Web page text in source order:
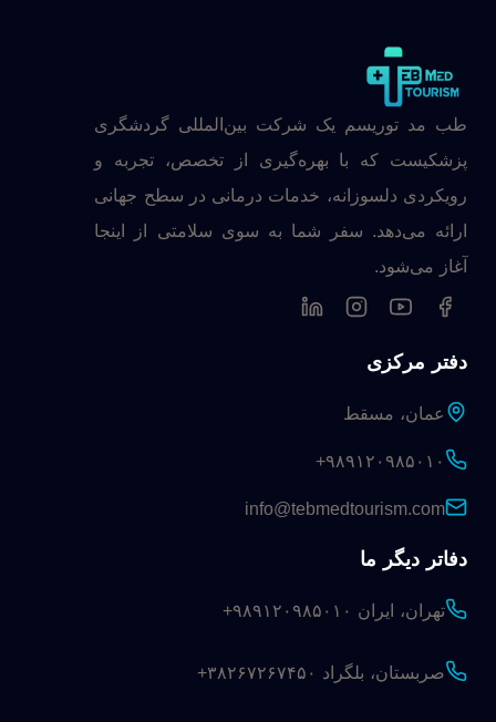
طب مد توریسم یک شرکت بین‌المللی گردشگری
پزشکیست که با بهره‌گیری از تخصص، تجربه و
رویکردی دلسوزانه، خدمات درمانی در سطح جهانی
ارائه می‌دهد. سفر شما به سوی سلامتی از اینجا
آغاز می‌شود.
دفتر مرکزی
عمان، مسقط
+۹۸۹۱۲۰۹۸۵۰۱۰
info@tebmedtourism.com
دفاتر دیگر ما
تهران، ایران +۹۸۹۱۲۰۹۸۵۰۱۰
صربستان، بلگراد +۳۸۲۶۷۲۶۷۴۵۰